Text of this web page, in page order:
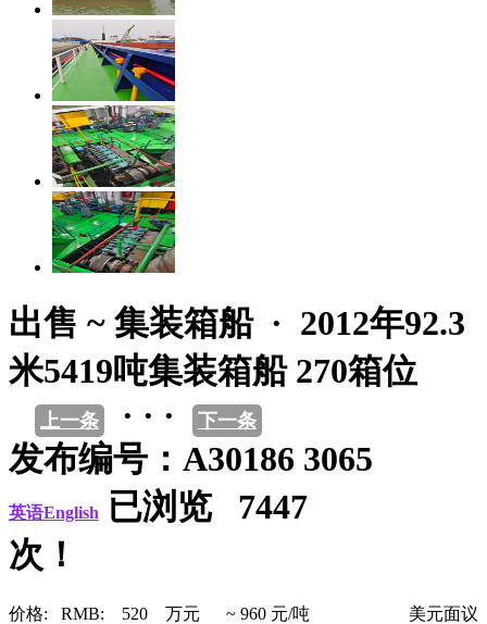
出售 ~ 集装箱船 · 2012年92.3
米5419吨集装箱船 270箱位
上一条 · · · 下一条
发布编号：A30186 3065
英语English
已浏览 7447
次！
价格: RMB: 520 万元 ~ 960 元/吨 美元面议